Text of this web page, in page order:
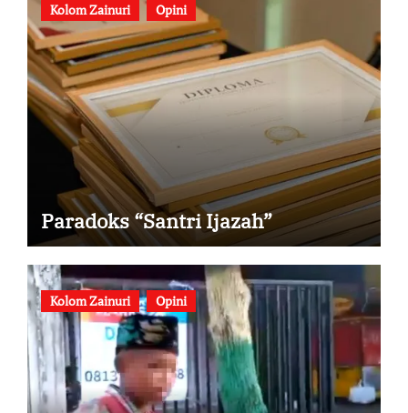
Kolom Zainuri Opini
Paradoks “Santri Ijazah”
Kolom Zainuri Opini